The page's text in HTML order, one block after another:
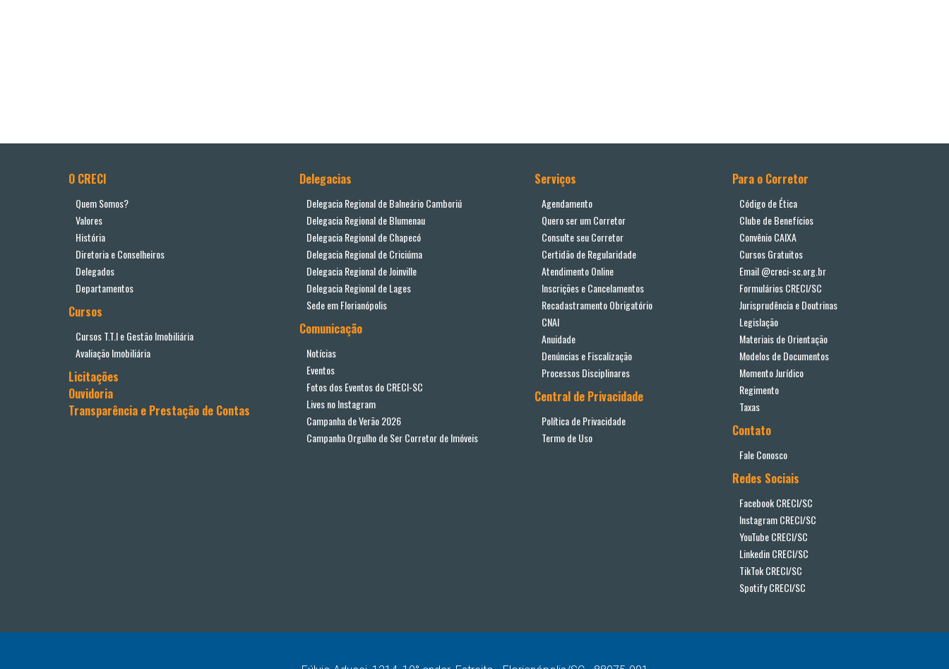
O CRECI
Quem Somos?
Valores
História
Diretoria e Conselheiros
Delegados
Departamentos
Cursos
Cursos T.T.I e Gestão Imobiliária
Avaliação Imobiliária
Licitações
Ouvidoria
Transparência e Prestação de Contas
Delegacias
Delegacia Regional de Balneário Camboriú
Delegacia Regional de Blumenau
Delegacia Regional de Chapecó
Delegacia Regional de Criciúma
Delegacia Regional de Joinville
Delegacia Regional de Lages
Sede em Florianópolis
Comunicação
Notícias
Eventos
Fotos dos Eventos do CRECI-SC
Lives no Instagram
Campanha de Verão 2026
Campanha Orgulho de Ser Corretor de Imóveis
Serviços
Agendamento
Quero ser um Corretor
Consulte seu Corretor
Certidão de Regularidade
Atendimento Online
Inscrições e Cancelamentos
Recadastramento Obrigatório
CNAI
Anuidade
Denúncias e Fiscalização
Processos Disciplinares
Central de Privacidade
Política de Privacidade
Termo de Uso
Para o Corretor
Código de Ética
Clube de Benefícios
Convênio CAIXA
Cursos Gratuitos
Email @creci-sc.org.br
Formulários CRECI/SC
Jurisprudência e Doutrinas
Legislação
Materiais de Orientação
Modelos de Documentos
Momento Jurídico
Regimento
Taxas
Contato
Fale Conosco
Redes Sociais
Facebook CRECI/SC
Instagram CRECI/SC
YouTube CRECI/SC
Linkedin CRECI/SC
TikTok CRECI/SC
Spotify CRECI/SC